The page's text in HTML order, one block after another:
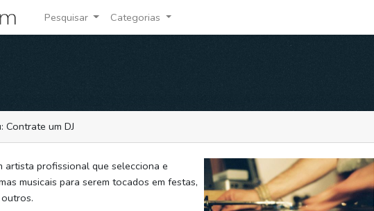
Pesquisar Categorias
Contrate um DJ
artista profissional que selecciona e
musicais para serem tocados em festas,